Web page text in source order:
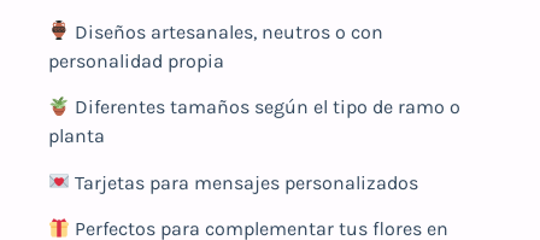
Diseños artesanales, neutros o con
personalidad propia
Diferentes tamaños según el tipo de ramo o
planta
Tarjetas para mensajes personalizados
Perfectos para complementar tus flores en